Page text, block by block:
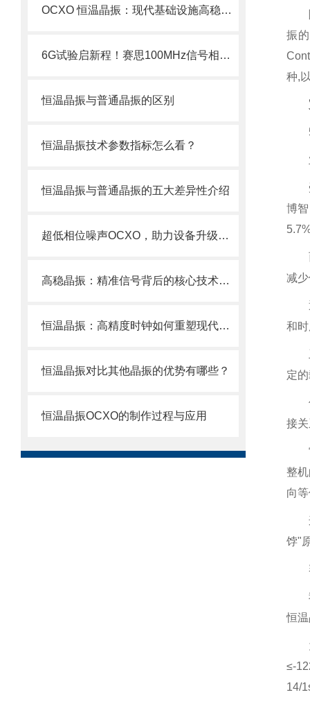
OCXO 恒温晶振：现代基础设施高稳定时间同步的核心基石
6G试验启新程！赛思100MHz信号相位噪声突破-170.03dBc@1KHz
恒温晶振与普通晶振的区别
恒温晶振技术参数指标怎么看？
恒温晶振与普通晶振的五大差异性介绍
超低相位噪声OCXO，助力设备升级与创新
高稳晶振：精准信号背后的核心技术优势解析
恒温晶振：高精度时钟如何重塑现代科技根基
恒温晶振对比其他晶振的优势有哪些？
恒温晶振OCXO的制作过程与应用
振
种,
博
减
和
定
接
整
向
饽"
恒
≤-
14/